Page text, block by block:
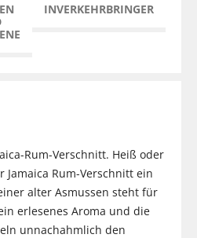
INVERKEHRBRINGER
Rum-Verschnitt. Heiß oder
Rum-Verschnitt ein
alter Asmussen steht für
erlesenes Aroma und die
unnachahmlich den